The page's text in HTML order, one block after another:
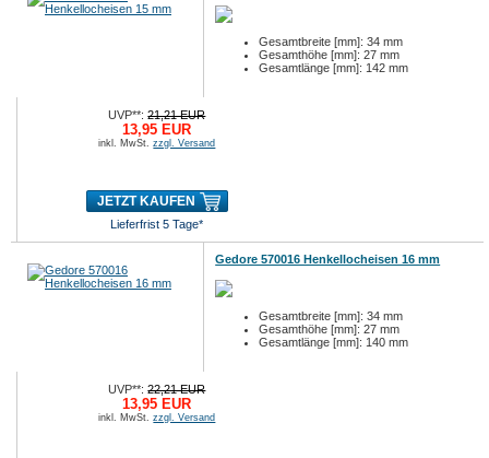
Gesamtbreite [mm]: 34 mm
Gesamthöhe [mm]: 27 mm
Gesamtlänge [mm]: 142 mm
UVP**:21,21 EUR
13,95 EUR
inkl. MwSt.zzgl. Versand
JETZT KAUFEN
Lieferfrist 5 Tage*
Gedore 570016 Henkellocheisen 16 mm
Gesamtbreite [mm]: 34 mm
Gesamthöhe [mm]: 27 mm
Gesamtlänge [mm]: 140 mm
UVP**:22,21 EUR
13,95 EUR
inkl. MwSt.zzgl. Versand